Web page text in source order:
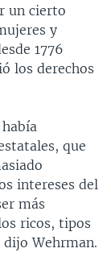
un cierto
y
1776
los derechos
que
intereses del
más
ricos, tipos
dijo Wehrman.